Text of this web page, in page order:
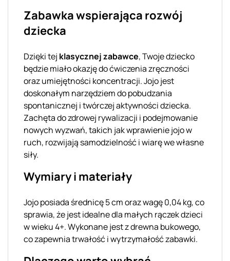
Zabawka wspierająca rozwój
dziecka
Dzięki tej klasycznej zabawce, Twoje dziecko
będzie miało okazję do ćwiczenia zręczności
oraz umiejętności koncentracji. Jojo jest
doskonałym narzędziem do pobudzania
spontanicznej i twórczej aktywności dziecka.
Zachęta do zdrowej rywalizacji i podejmowanie
nowych wyzwań, takich jak wprawienie jojo w
ruch, rozwijają samodzielność i wiarę we własne
siły.
Wymiary i materiały
Jojo posiada średnicę 5 cm oraz wagę 0,04 kg, co
sprawia, że jest idealne dla małych rączek dzieci
w wieku 4+. Wykonane jest z drewna bukowego,
co zapewnia trwałość i wytrzymałość zabawki.